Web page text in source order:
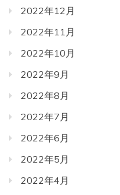
2022年12月
2022年11月
2022年10月
2022年9月
2022年8月
2022年7月
2022年6月
2022年5月
2022年4月